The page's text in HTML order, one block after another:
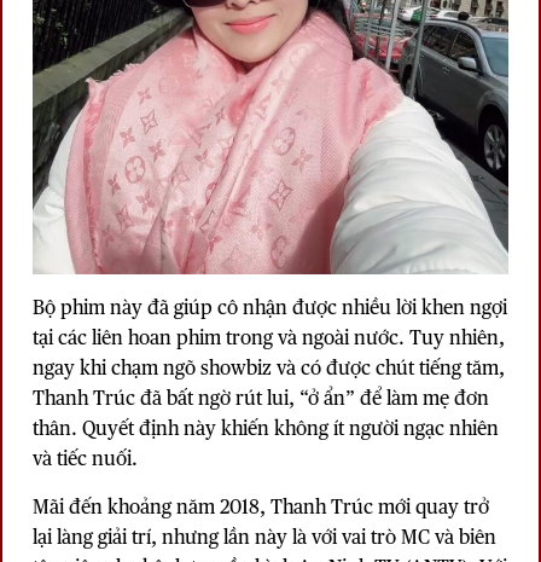
Bộ phim này đã giúp cô nhận được nhiều lời khen ngợi
tại các liên hoan phim trong và ngoài nước. Tuy nhiên,
ngay khi chạm ngõ showbiz và có được chút tiếng tăm,
Thanh Trúc đã bất ngờ rút lui, “ở ẩn” để làm mẹ đơn
thân. Quyết định này khiến không ít người ngạc nhiên
và tiếc nuối.
Mãi đến khoảng năm 2018, Thanh Trúcmới quay trở
lại làng giải trí, nhưng lần này là với vai trò MC và biên